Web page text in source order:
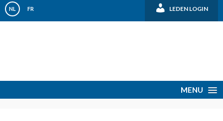
NL FR LEDEN LOGIN
MENU